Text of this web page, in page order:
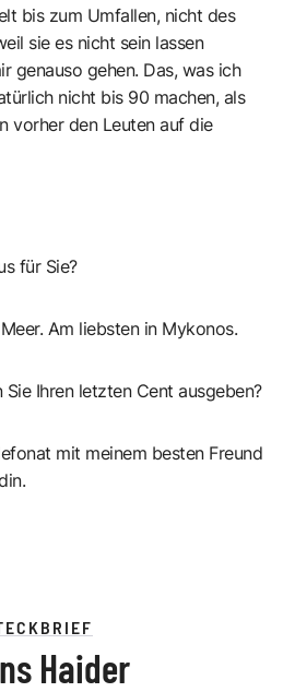
bis zum Umfallen, nicht des
sie es nicht sein lassen
genauso gehen. Das, was ich
nicht bis 90 machen, als
vorher den Leuten auf die
für Sie?
Am liebsten in Mykonos.
Ihren letzten Cent ausgeben?
mit meinem besten Freund
Haider